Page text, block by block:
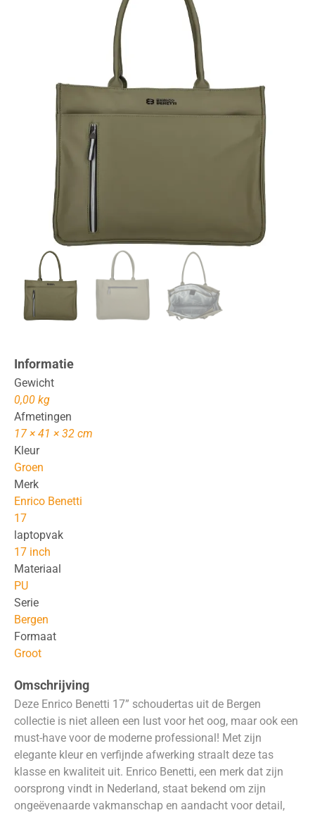
Informatie
Gewicht
0,00 kg
Afmetingen
17 × 41 × 32 cm
Kleur
Groen
Merk
Enrico Benetti
17
laptopvak
17 inch
Materiaal
PU
Serie
Bergen
Formaat
Groot
Omschrijving
Deze Enrico Benetti 17” schoudertas uit de Bergen
collectie is niet alleen een lust voor het oog, maar ook een
must-have voor de moderne professional! Met zijn
elegante kleur en verfijnde afwerking straalt deze tas
klasse en kwaliteit uit. Enrico Benetti, een merk dat zijn
oorsprong vindt in Nederland, staat bekend om zijn
ongeëvenaarde vakmanschap en aandacht voor detail,